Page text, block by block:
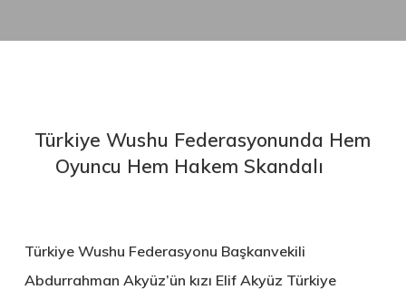
Türkiye Wushu Federasyonunda Hem
Oyuncu Hem Hakem Skandalı
Türkiye Wushu Federasyonu Başkanvekili
Abdurrahman Akyüz’ün kızı Elif Akyüz Türkiye